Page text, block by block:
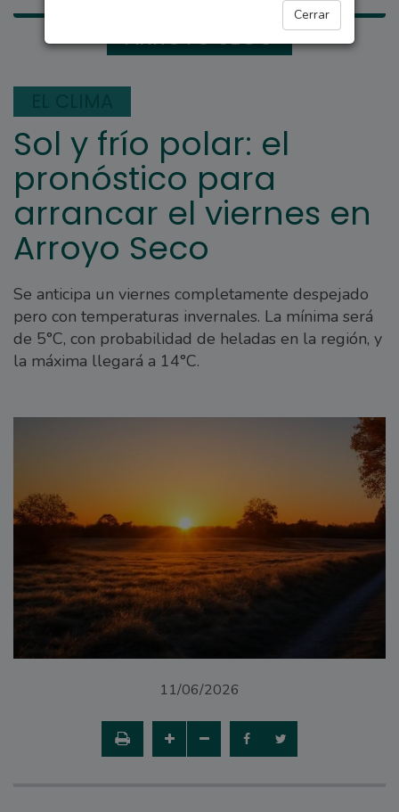
Cerrar
ARROYO SECO
Sol y frío polar: el
pronóstico para
arrancar el viernes en
Arroyo Seco
Se anticipa un viernes completamente despejado
pero con temperaturas invernales. La mínima será
de 5°C, con probabilidad de heladas en la región, y
la máxima llegará a 14°C.
11/06/2026